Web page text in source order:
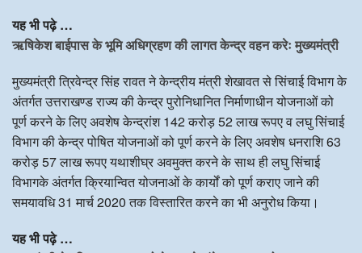
यह भी पढ़े …
ऋषिकेश बाईपास के भूमि अधिग्रहण की लागत केन्द्र वहन करेः मुख्यमंत्री
मुख्यमंत्री त्रिवेन्द्र सिंह रावत ने केन्द्रीय मंत्री शेखावत से सिंचाई विभाग के
अंतर्गत उत्तराखण्ड राज्य की केन्द्र पुरोनिधानित निर्माणाधीन योजनाओं को
पूर्ण करने के लिए अवशेष केन्द्रांश 142 करोड़ 52 लाख रूपए व लघु सिंचाई
विभाग की केन्द्र पोषित योजनाओं को पूर्ण करने के लिए अवशेष धनराशि 63
करोड़ 57 लाख रूपए यथाशीघ्र अवमुक्त करने के साथ ही लघु सिंचाई
विभागके अंतर्गत क्रियान्वित योजनाओं के कार्यों को पूर्ण कराए जाने की
समयावधि 31 मार्च 2020 तक विस्तारित करने का भी अनुरोध किया।
यह भी पढ़े …